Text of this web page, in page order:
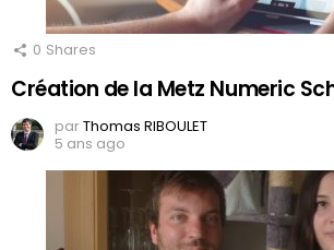
0 Shares
Création de la Metz Numeric
parThomas RIBOULET
5 ans ago